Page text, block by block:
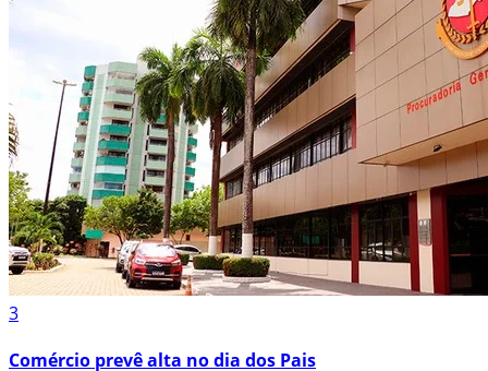
3
Comércio prevê alta no dia dos Pais